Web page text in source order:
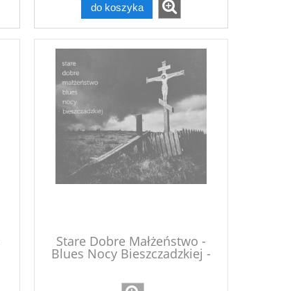
do koszyka
Stare Dobre Małżeństwo -
Blues Nocy Bieszczadzkiej -
2CD+DVD wyd. 2010